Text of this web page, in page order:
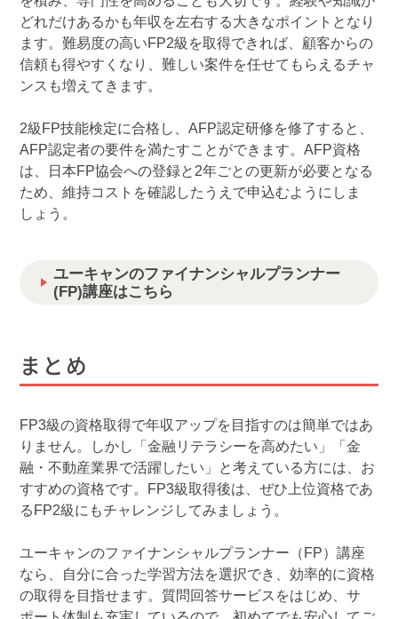
どれだけあるかも年収を左右する大きなポイントとなり
ます。難易度の高いFP2級を取得できれば、顧客からの
信頼も得やすくなり、難しい案件を任せてもらえるチャ
ンスも増えてきます。
2級FP技能検定に合格し、AFP認定研修を修了すると、
AFP認定者の要件を満たすことができます。AFP資格
は、日本FP協会への登録と2年ごとの更新が必要となる
ため、維持コストを確認したうえで申込むようにしま
しょう。
ユーキャンのファイナンシャルプランナー
(FP)講座はこちら
まとめ
FP3級の資格取得で年収アップを目指すのは簡単ではあ
りません。しかし「金融リテラシーを高めたい」「金
融・不動産業界で活躍したい」と考えている方には、お
すすめの資格です。FP3級取得後は、ぜひ上位資格であ
るFP2級にもチャレンジしてみましょう。
ユーキャンのファイナンシャルプランナー（FP）講座
なら、自分に合った学習方法を選択でき、効率的に資格
の取得を目指せます。質問回答サービスをはじめ、サ